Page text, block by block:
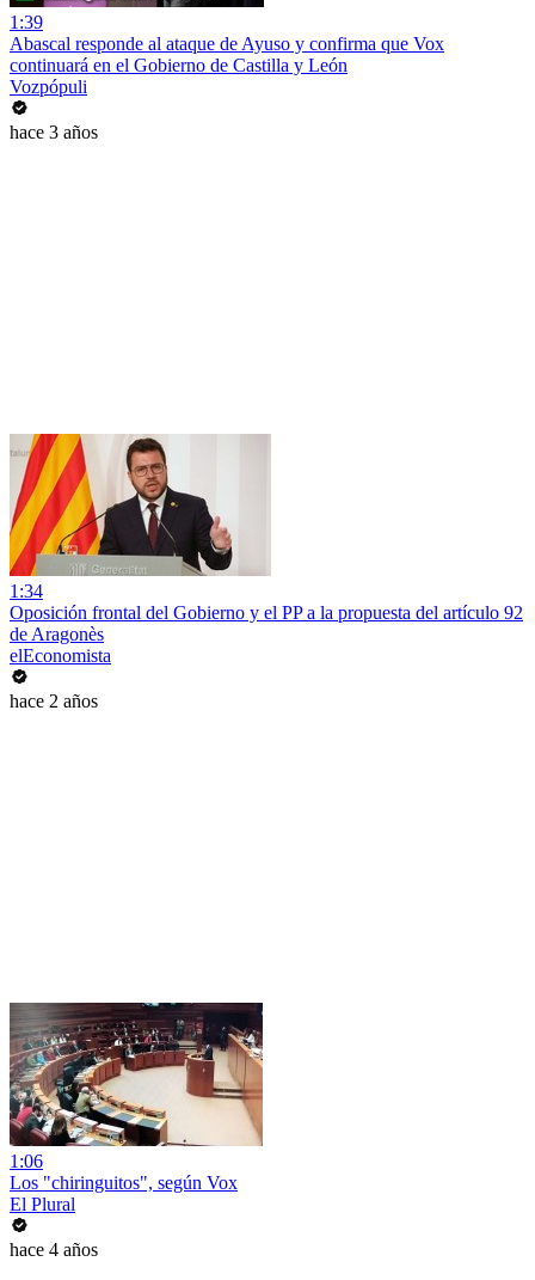
1:39
Abascal responde al ataque de Ayuso y confirma que Vox
continuará en el Gobierno de Castilla y León
Vozpópuli
hace 3 años
1:34
Oposición frontal del Gobierno y el PP a la propuesta del artículo 92
de Aragonès
elEconomista
hace 2 años
1:06
Los "chiringuitos", según Vox
El Plural
hace 4 años